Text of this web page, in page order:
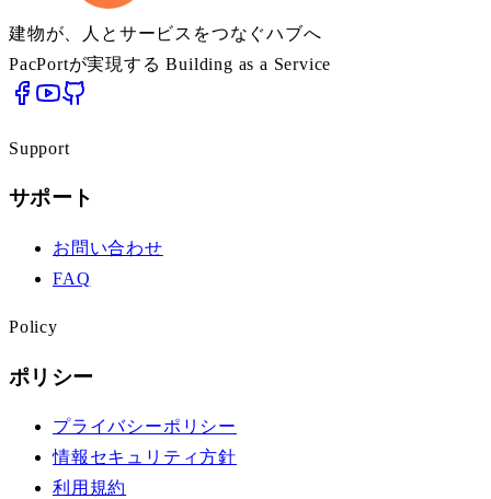
建物が、人とサービスをつなぐハブへ
PacPortが実現する Building as a Service
Support
サポート
お問い合わせ
FAQ
Policy
ポリシー
プライバシーポリシー
情報セキュリティ方針
利用規約